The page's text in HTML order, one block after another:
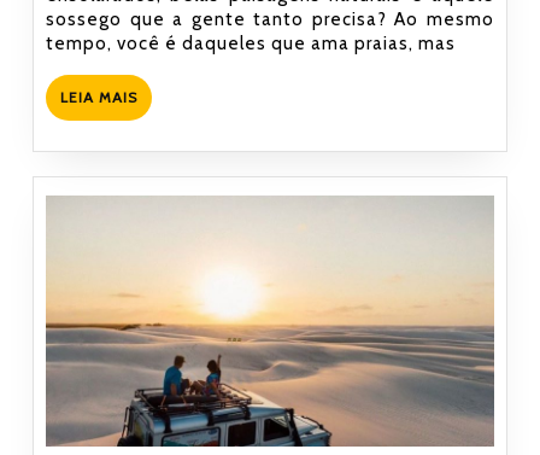
Conheça
as
Piauí
sossego que a gente tanto precisa? Ao mesmo
tempo, você é daqueles que ama praias, mas
LEIA MAISLEIA
MAIS